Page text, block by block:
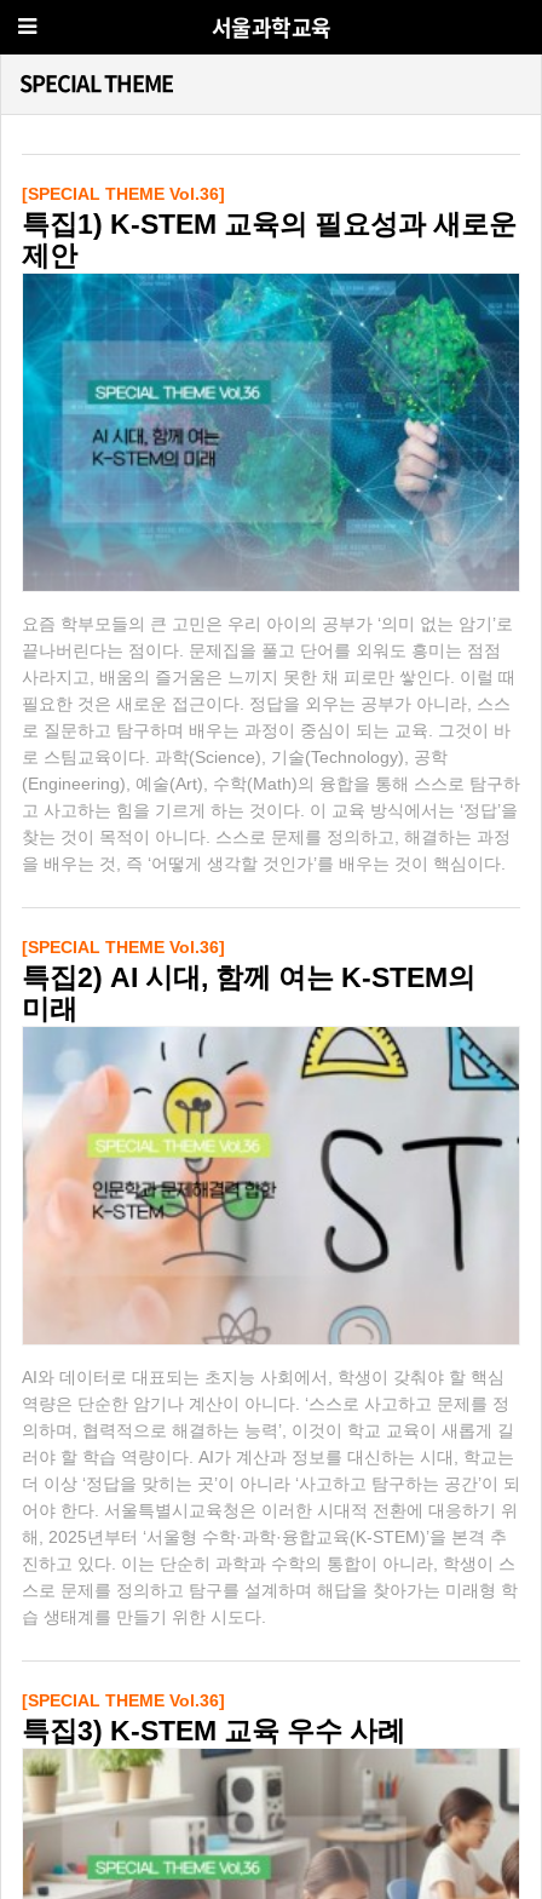
서울과학교육
SPECIAL THEME
[SPECIAL THEME Vol.36]
특집1) K-STEM 교육의 필요성과 새로운
제안
요즘 학부모들의 큰 고민은 우리 아이의 공부가 ‘의미 없는 암기’로
끝나버린다는 점이다. 문제집을 풀고 단어를 외워도 흥미는 점점
사라지고, 배움의 즐거움은 느끼지 못한 채 피로만 쌓인다. 이럴 때
필요한 것은 새로운 접근이다. 정답을 외우는 공부가 아니라, 스스
로 질문하고 탐구하며 배우는 과정이 중심이 되는 교육. 그것이 바
로 스팀교육이다. 과학(Science), 기술(Technology), 공학
(Engineering), 예술(Art), 수학(Math)의 융합을 통해 스스로 탐구하
고 사고하는 힘을 기르게 하는 것이다. 이 교육 방식에서는 ‘정답’을
찾는 것이 목적이 아니다. 스스로 문제를 정의하고, 해결하는 과정
을 배우는 것, 즉 ‘어떻게 생각할 것인가’를 배우는 것이 핵심이다.
[SPECIAL THEME Vol.36]
특집2) AI 시대, 함께 여는 K-STEM의
미래
AI와 데이터로 대표되는 초지능 사회에서, 학생이 갖춰야 할 핵심
역량은 단순한 암기나 계산이 아니다. ‘스스로 사고하고 문제를 정
의하며, 협력적으로 해결하는 능력’, 이것이 학교 교육이 새롭게 길
러야 할 학습 역량이다. AI가 계산과 정보를 대신하는 시대, 학교는
더 이상 ‘정답을 맞히는 곳’이 아니라 ‘사고하고 탐구하는 공간’이 되
어야 한다. 서울특별시교육청은 이러한 시대적 전환에 대응하기 위
해, 2025년부터 ‘서울형 수학·과학·융합교육(K-STEM)’을 본격 추
진하고 있다. 이는 단순히 과학과 수학의 통합이 아니라, 학생이 스
스로 문제를 정의하고 탐구를 설계하며 해답을 찾아가는 미래형 학
습 생태계를 만들기 위한 시도다.
[SPECIAL THEME Vol.36]
특집3) K-STEM 교육 우수 사례